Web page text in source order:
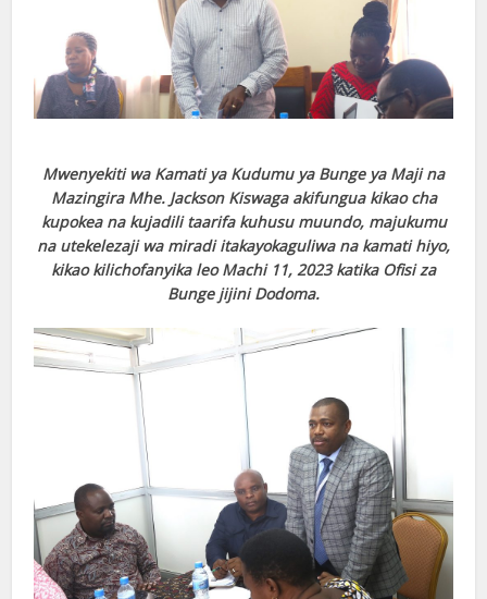
Mwenyekiti wa Kamati ya Kudumu ya Bunge ya Maji na
Mazingira Mhe. Jackson Kiswaga akifungua kikao cha
kupokea na kujadili taarifa kuhusu muundo, majukumu
na utekelezaji wa miradi itakayokaguliwa na kamati hiyo,
kikao kilichofanyika leo Machi 11, 2023 katika Ofisi za
Bunge jijini Dodoma.